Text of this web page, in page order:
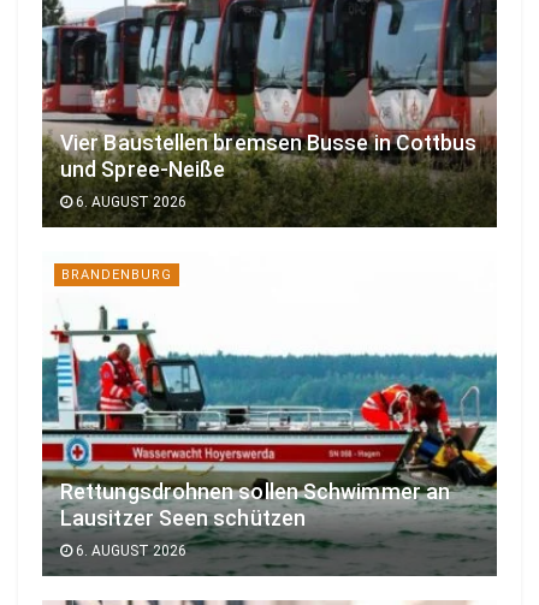
Vier Baustellen bremsen Busse in Cottbus
und Spree-Neiße
6. AUGUST 2026
BRANDENBURG
Rettungsdrohnen sollen Schwimmer an
Lausitzer Seen schützen
6. AUGUST 2026